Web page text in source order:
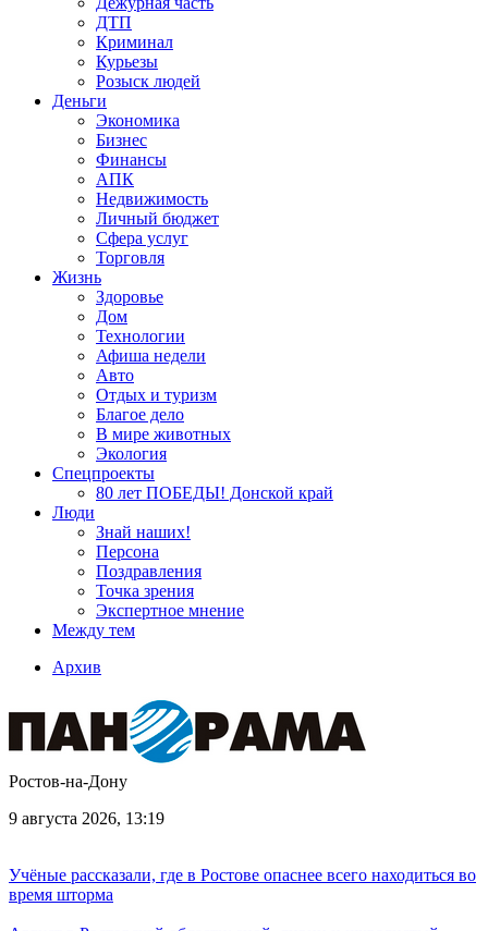
ДТП
Криминал
Курьезы
Розыск людей
Деньги
Экономика
Бизнес
Финансы
АПК
Недвижимость
Личный бюджет
Сфера услуг
Торговля
Жизнь
Здоровье
Дом
Технологии
Афиша недели
Авто
Отдых и туризм
Благое дело
В мире животных
Экология
Спецпроекты
80 лет ПОБЕДЫ! Донской край
Люди
Знай наших!
Персона
Поздравления
Точка зрения
Экспертное мнение
Между тем
Архив
Ростов-на-Дону
9 августа 2026, 13:19
Учёные рассказали, где в Ростове опаснее всего находиться во
время шторма